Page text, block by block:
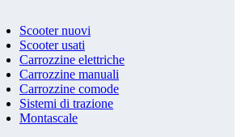
Scooter nuovi
Scooter usati
Carrozzine elettriche
Carrozzine manuali
Carrozzine comode
Sistemi di trazione
Montascale